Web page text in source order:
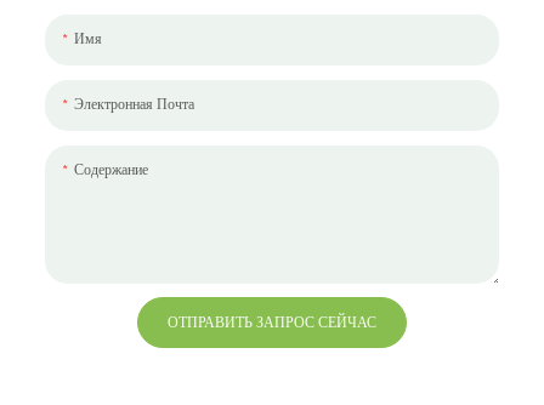
Имя
Электронная Почта
Содержание
ОТПРАВИТЬ ЗАПРОС СЕЙЧАС